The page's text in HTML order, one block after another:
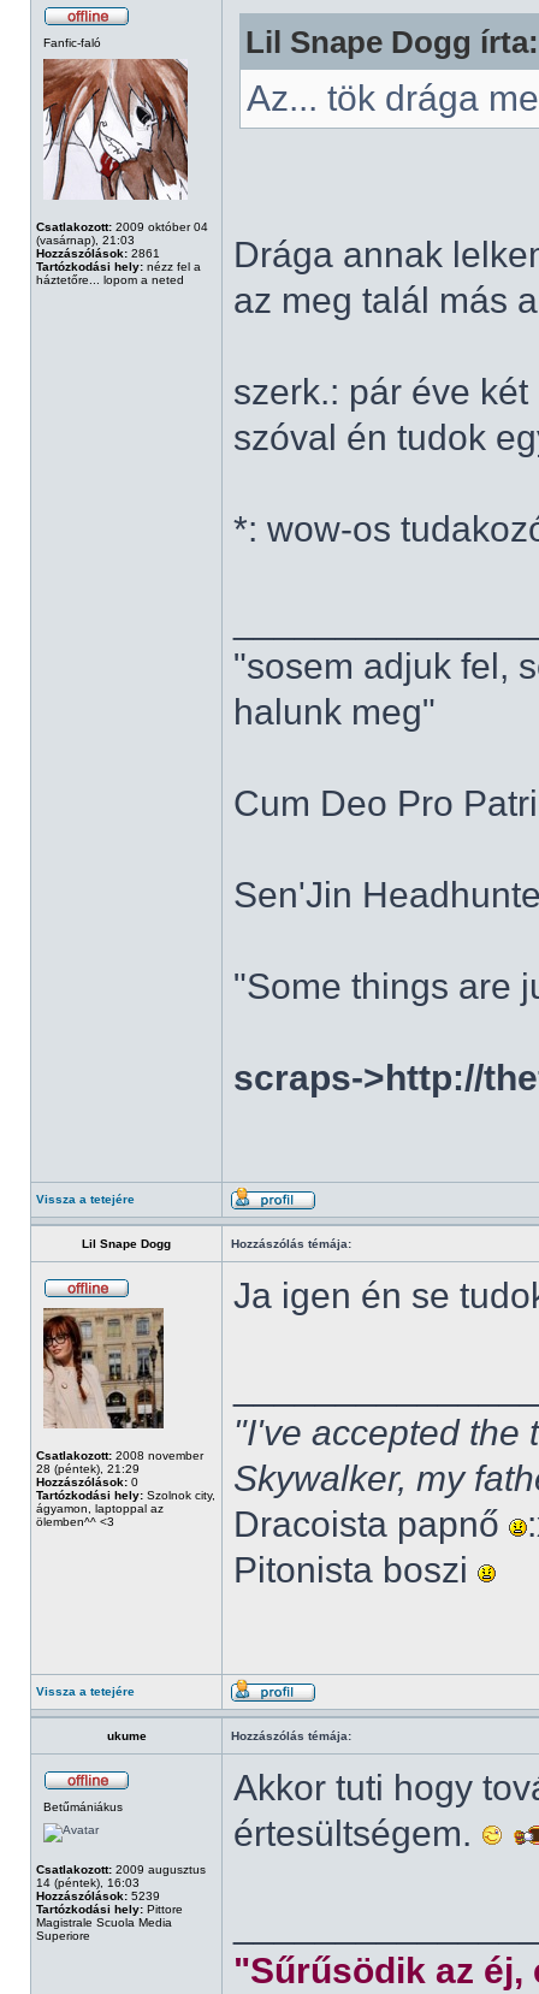
Fanfic-faló
Csatlakozott: 2009 október 04
(vasárnap), 21:03
Hozzászólások: 2861
Tartózkodási hely: nézz fel a
háztetőre... lopom a neted
Lil Snape Dogg írta:
Az... tök drága
Drága annak
az meg talál más
szerk.: pár éve
szóval én tudok
*: wow-os
"sosem adjuk fel,
halunk meg"
Cum Deo Pro
Sen'Jin
"Some things are
scraps->http://
Vissza a tetejére
Lil Snape Dogg Hozzászólás témája:
Csatlakozott: 2008 november
28 (péntek), 21:29
Hozzászólások: 0
Tartózkodási hely: Szolnok city,
ágyamon, laptoppal az
ölemben^^ <3
Ja igen én se
"I've accepted the
Skywalker, my
Dracoista papnő
Pitonista boszi
Vissza a tetejére
ukume Hozzászólás témája:
Betűmániákus
Csatlakozott: 2009 augusztus
14 (péntek), 16:03
Hozzászólások: 5239
Tartózkodási hely: Pittore
Magistrale Scuola Media
Superiore
Akkor tuti hogy
értesültségem.
"Sűrűsödik az éj,